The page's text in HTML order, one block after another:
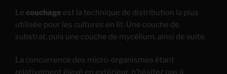
Le couchage est la technique de distribution la plus
utilisée pour les cultures en lit. Une couche de
substrat, puis une couche de mycélium, ainsi de suite.
La concurrence des micro-organismes étant
relativement élevé en extérieur, n’hésitez pas à